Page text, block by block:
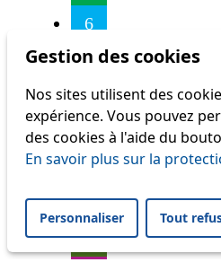
6
16
17
18
21
32
33
Gestion des cookies
Nos sites utilisent des
expérience. Vous pouvez
des cookies à l'aide du
En savoir plus sur la
Personnaliser Tout